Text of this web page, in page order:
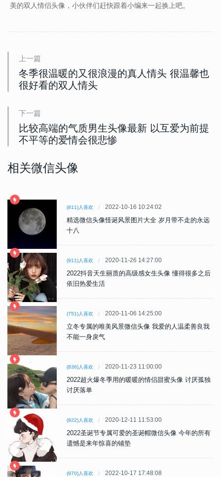
美的双人情侣头像，小伙伴们赶快跟着小编来一起换上吧。
上一篇
冬季很温暖的又很浪漫的真人情头 很温馨也
很好看的双人情头
下一篇
比较高端的气质男生头像最新 以互爱为前提
不平等的爱情会很悲惨
相关微信头像
(811)人喜欢 2022-10-16 10:24:02
精选微信头像怪诞风景图片大全 岁月带不走的永远
十八
(911)人喜欢 2020-11-26 14:27:00
2022抖音天生丽质的高级感女生头像 懂得很多之后
依旧热爱生活
(751)人喜欢 2020-11-06 14:25:00
立冬专属的唯美风景微信头像 我爱的人温柔善良我
不能一身戾气
(836)人喜欢 2020-11-23 11:00:00
2022超火爆冬季用的暖暖的情侣甜蜜头像 讨厌孤独
讨厌落单
(922)人喜欢 2020-12-11 11:53:00
2022圣诞节专属可爱的圣诞帽微信头像 今年的所有
遗憾是来年惊喜的铺垫
(970)人喜欢 2022-10-17 17:48:08